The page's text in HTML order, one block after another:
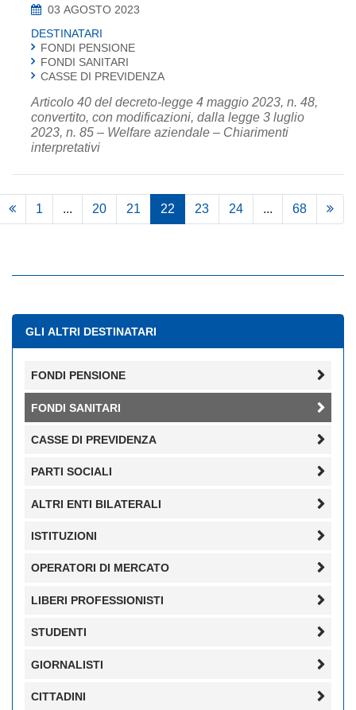
03 AGOSTO 2023
DESTINATARI
FONDI PENSIONE
FONDI SANITARI
CASSE DI PREVIDENZA
Articolo 40 del decreto-legge 4 maggio 2023, n. 48,
convertito, con modificazioni, dalla legge 3 luglio
2023, n. 85 – Welfare aziendale – Chiarimenti
interpretativi
1 ... 20 21 22 23 24 ... 68
GLI ALTRI DESTINATARI
FONDI PENSIONE
FONDI SANITARI
CASSE DI PREVIDENZA
PARTI SOCIALI
ALTRI ENTI BILATERALI
ISTITUZIONI
OPERATORI DI MERCATO
LIBERI PROFESSIONISTI
STUDENTI
GIORNALISTI
CITTADINI